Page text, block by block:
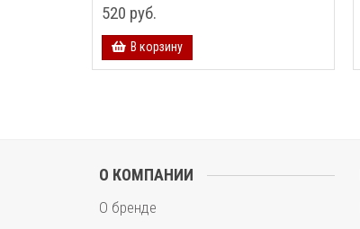
520 руб.
В корзину
О КОМПАНИИ
О бренде